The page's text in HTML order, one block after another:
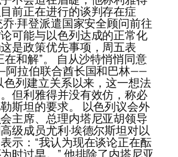
前正在进行的谈判存在症
·拜登派遣国家安全顾问前往
可能与以色列达成的正常化
是政策优先事项，周五表
在和解”。 自从沙特悄悄同意
阿拉伯联合酋长国和巴林——
列建立关系以来，这一想法
但利雅得并没有效仿，称必
斯坦的要求。 以色列议会外
主席、总理内塔尼亚胡领导
级成员尤利·埃德尔斯坦对以
示：“我认为现在谈论正在酝